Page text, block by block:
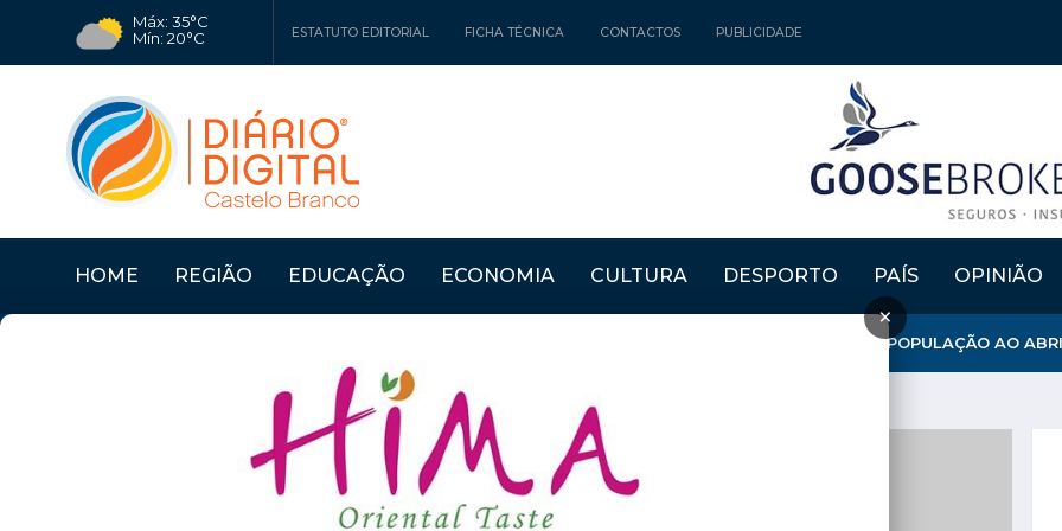
Máx: 35°C
Mín: 20°C
ESTATUTO EDITORIAL FICHA TÉCNICA CONTACTOS PUBLICIDADE
HOME REGIÃO EDUCAÇÃO ECONOMIA CULTURA DESPORTO PAÍS OPINIÃO
×
PROENÇA A NOVA: MUNICÍPIO REFORÇA APOSTA NA FIXAÇÃO DE POPULAÇÃO AO